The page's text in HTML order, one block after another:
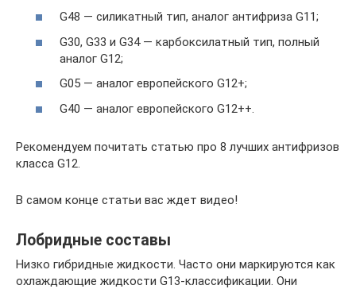
G48 — силикатный тип, аналог антифриза G11;
G30, G33 и G34 — карбоксилатный тип, полный
аналог G12;
G05 — аналог европейского G12+;
G40 — аналог европейского G12++.
Рекомендуем почитать статью про 8 лучших антифризов
класса G12.
В самом конце статьи вас ждет видео!
Лобридные составы
Низко гибридные жидкости. Часто они маркируются как
охлаждающие жидкости G13-классификации. Они